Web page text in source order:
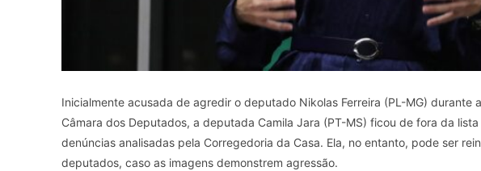
Inicialmente acusada de agredir o deputado Nikolas Ferreira (PL-MG) durante
Câmara dos Deputados, a deputada Camila Jara (PT-MS) ficou de fora da
denúncias analisadas pela Corregedoria da Casa. Ela, no entanto, pode ser
deputados, caso as imagens demonstrem agressão.